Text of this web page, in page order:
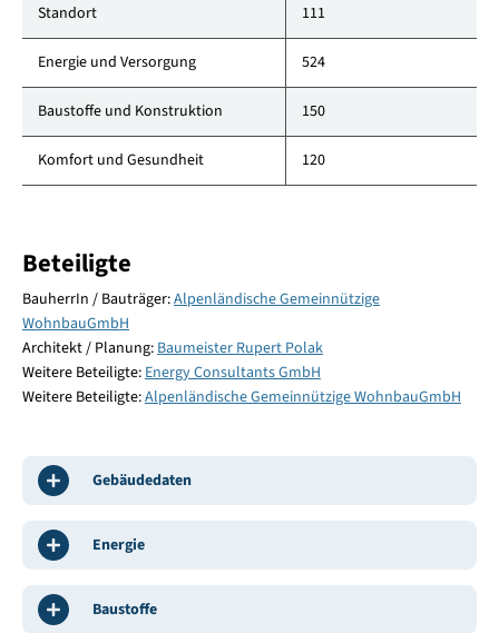
Standort 111
Energie und Versorgung 524
Baustoffe und Konstruktion 150
Komfort und Gesundheit 120
Beteiligte
BauherrIn / Bauträger:Alpenländische Gemeinnützige
WohnbauGmbH
Architekt / Planung:Baumeister Rupert Polak
Weitere Beteiligte:Energy Consultants GmbH
Weitere Beteiligte:Alpenländische Gemeinnützige WohnbauGmbH
Gebäudedaten
Energie
Baustoffe